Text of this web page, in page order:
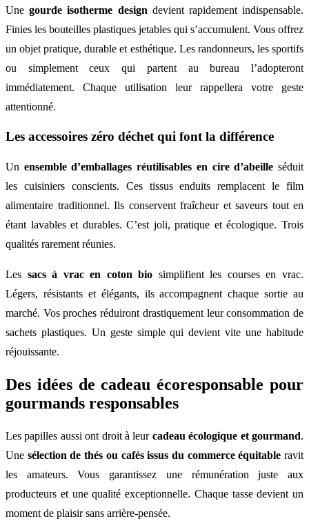
Unegourde isotherme design devient rapidement indispensable.
Finies les bouteilles plastiques jetables qui s’accumulent. Vous offrez
un objet pratique, durable et esthétique. Les randonneurs, les sportifs
ou simplement ceux qui partent au bureau l’adopteront
immédiatement. Chaque utilisation leur rappellera votre geste
attentionné.
Les accessoires zéro déchet qui font la différence
Un ensemble d’emballages réutilisables en cire d’abeille séduit
les cuisiniers conscients. Ces tissus enduits remplacent le film
alimentaire traditionnel. Ils conservent fraîcheur et saveurs tout en
étant lavables et durables. C’est joli, pratique et écologique. Trois
qualités rarement réunies.
Les sacs à vrac en coton bio simplifient les courses en vrac.
Légers, résistants et élégants, ils accompagnent chaque sortie au
marché. Vos proches réduiront drastiquement leur consommation de
sachets plastiques. Un geste simple qui devient vite une habitude
réjouissante.
Des idées de cadeau écoresponsable pour
gourmands responsables
Les papilles aussi ont droit à leur cadeau écologique et gourmand.
Une sélection de thés ou cafés issus du commerce équitable ravit
les amateurs. Vous garantissez une rémunération juste aux
producteurs et une qualité exceptionnelle. Chaque tasse devient un
moment de plaisir sans arrière-pensée.